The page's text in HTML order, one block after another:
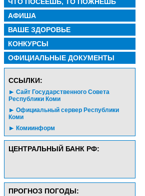
АФИША
ВАШЕ ЗДОРОВЬЕ
КОНКУРСЫ
ОФИЦИАЛЬНЫЕ ДОКУМЕНТЫ
CСЫЛКИ:
Сайт Государственного Совета
Республики Коми
Официальный сервер Республики
Коми
Комиинформ
ЦЕНТРАЛЬНЫЙ БАНК РФ:
ПРОГНОЗ ПОГОДЫ: